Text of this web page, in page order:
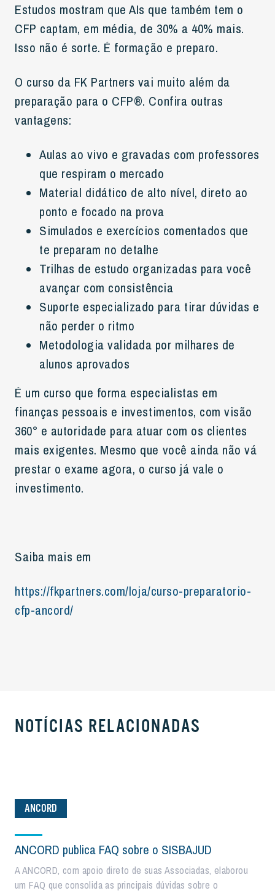
Estudos mostram que AIs que também tem o
CFP captam, em média, de 30% a 40% mais.
Isso não é sorte. É formação e preparo.
O curso da FK Partners vai muito além da
preparação para o CFP®. Confira outras
vantagens:
Aulas ao vivo e gravadas com professores
que respiram o mercado
Material didático de alto nível, direto ao
ponto e focado na prova
Simulados e exercícios comentados que
te preparam no detalhe
Trilhas de estudo organizadas para você
avançar com consistência
Suporte especializado para tirar dúvidas e
não perder o ritmo
Metodologia validada por milhares de
alunos aprovados
É um curso que forma especialistas em
finanças pessoais e investimentos, com visão
360° e autoridade para atuar com os clientes
mais exigentes. Mesmo que você ainda não vá
prestar o exame agora, o curso já vale o
investimento.
Saiba mais em
https://fkpartners.com/loja/curso-preparatorio-
cfp-ancord/
NOTÍCIAS RELACIONADAS
ANCORD
ANCORD publica FAQ sobre o SISBAJUD
A ANCORD, com apoio direto de suas Associadas, elaborou
um FAQ que consolida as principais dúvidas sobre o